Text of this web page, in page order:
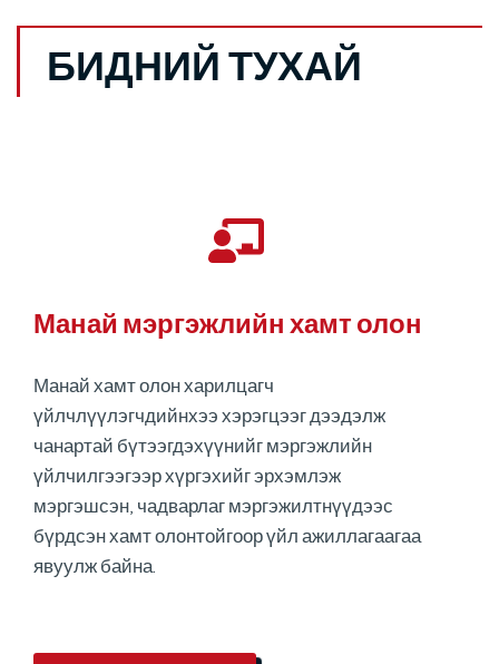
БИДНИЙ ТУХАЙ
Манай мэргэжлийн хамт олон
Манай хамт олон харилцагч
үйлчлүүлэгчдийнхээ хэрэгцээг дээдэлж
чанартай бүтээгдэхүүнийг мэргэжлийн
үйлчилгээгээр хүргэхийг эрхэмлэж
мэргэшсэн, чадварлаг мэргэжилтнүүдээс
бүрдсэн хамт олонтойгоор үйл ажиллагаагаа
явуулж байна.